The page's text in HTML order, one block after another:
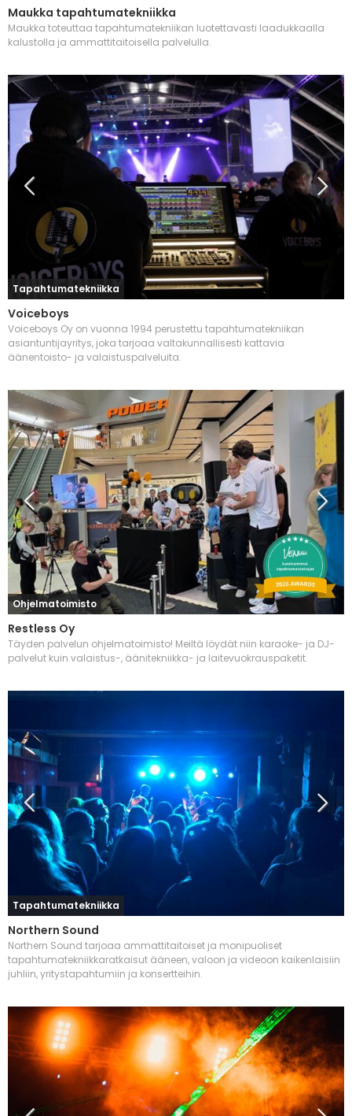
Maukka tapahtumatekniikka
Maukka toteuttaa tapahtumatekniikan luotettavasti laadukkaalla
kalustolla ja ammattitaitoisella palvelulla.
Tapahtumatekniikka
Voiceboys
Voiceboys Oy on vuonna 1994 perustettu tapahtumatekniikan
asiantuntijayritys, joka tarjoaa valtakunnallisesti kattavia
äänentoisto- ja valaistuspalveluita.
Ohjelmatoimisto
Restless Oy
Täyden palvelun ohjelmatoimisto! Meiltä löydät niin karaoke- ja DJ-
palvelut kuin valaistus-, äänitekniikka- ja laitevuokrauspaketit.
Tapahtumatekniikka
Northern Sound
Northern Sound tarjoaa ammattitaitoiset ja monipuoliset
tapahtumatekniikkaratkaisut ääneen, valoon ja videoon kaikenlaisiin
juhliin, yritystapahtumiin ja konsertteihin.